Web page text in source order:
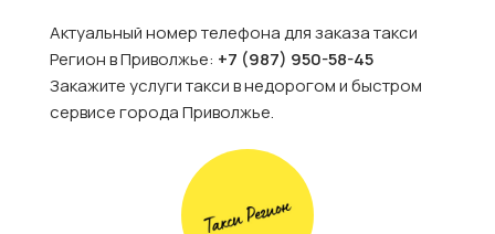
Актуальный номер телефона для заказа такси
Регион в Приволжье: +7 (987) 950-58-45
Закажите услуги такси в недорогом и быстром
сервисе города Приволжье.